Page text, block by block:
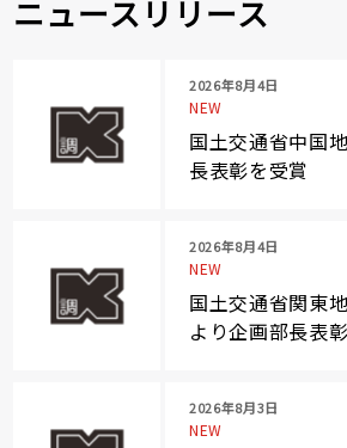
ニュースリリース
2026年8月4日
NEW
国土交通省中国
長表彰を受賞
2026年8月4日
NEW
国土交通省関東
より企画部長表
2026年8月3日
NEW